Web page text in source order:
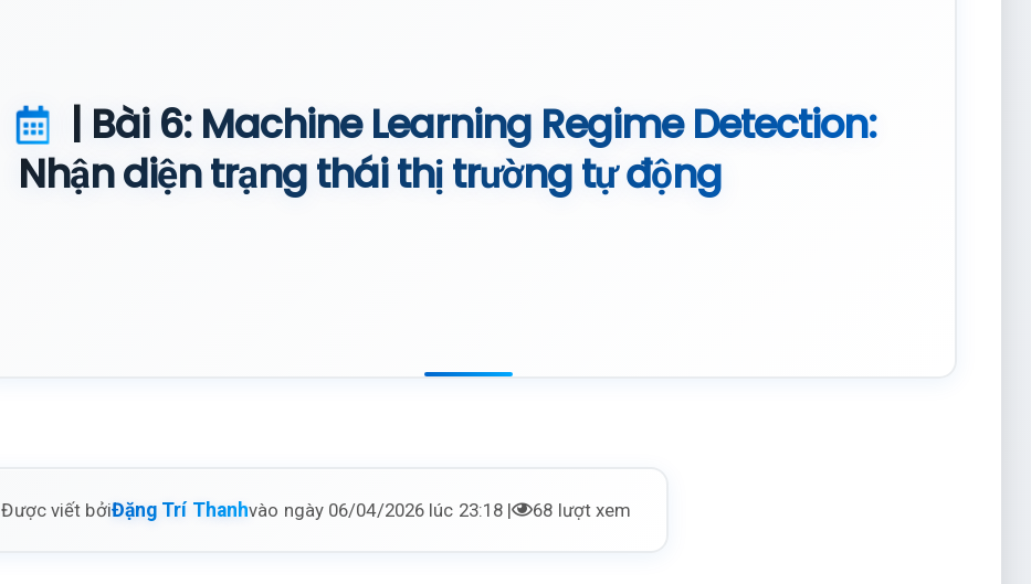
| Bài 6: Machine Learning Regime Detection:
Nhận diện trạng thái thị trường tự động
Được viết bởiĐặng Trí Thanhvào ngày 06/04/2026 lúc 23:18 | 68 lượt xem